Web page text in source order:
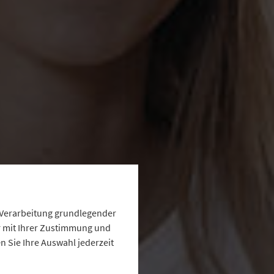
grundlegender
mit Ihrer Zustimmung und
Sie Ihre Auswahl jederzeit